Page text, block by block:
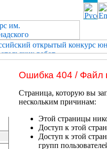
Ошибка 404 / Файл
Страница, которую вы
нескольким причинам:
Этой страницы
Доступ к этой
Доступ к этой
групп